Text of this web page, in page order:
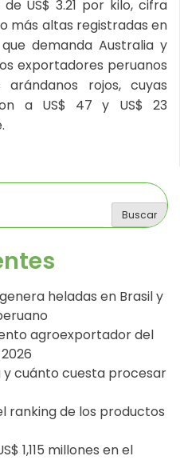
US$ 3.21 por kilo, cifra
más altas registradas en
demanda Australia y
exportadores peruanos
rojos, cuyas
a US$ 47 y US$ 23
Buscar
heladas en Brasil y
agroexportador del
y cuánto cuesta procesar
ranking de los productos
1,115 millones en el